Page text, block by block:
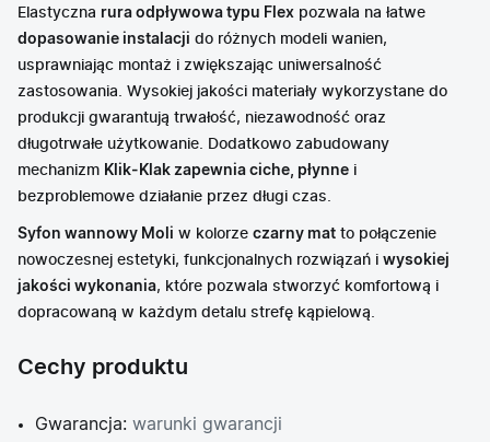
Elastyczna rura odpływowa typu Flex pozwala na łatwe
dopasowanie instalacji do różnych modeli wanien,
usprawniając montaż i zwiększając uniwersalność
zastosowania. Wysokiej jakości materiały wykorzystane do
produkcji gwarantują trwałość, niezawodność oraz
długotrwałe użytkowanie. Dodatkowo zabudowany
mechanizm Klik-Klak zapewnia ciche, płynne i
bezproblemowe działanie przez długi czas.
Syfon wannowy Moli w kolorze czarny mat to połączenie
nowoczesnej estetyki, funkcjonalnych rozwiązań i wysokiej
jakości wykonania, które pozwala stworzyć komfortową i
dopracowaną w każdym detalu strefę kąpielową.
Cechy produktu
Gwarancja: warunki gwarancji